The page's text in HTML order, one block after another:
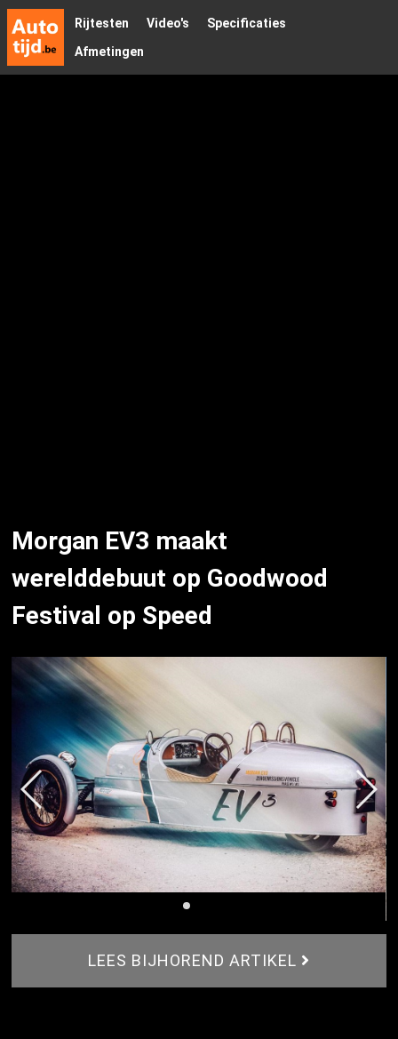
Rijtesten Video's
Specificaties
Afmetingen
Morgan EV3 maakt
werelddebuut op Goodwood
Festival op Speed
LEES BIJHOREND ARTIKEL